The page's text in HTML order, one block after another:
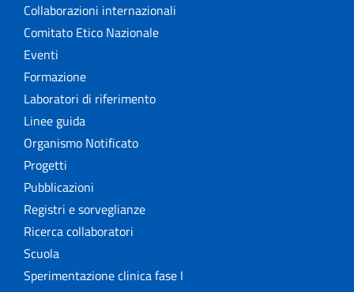
Collaborazioni internazionali
Comitato Etico Nazionale
Eventi
Formazione
Laboratori di riferimento
Linee guida
Organismo Notificato
Progetti
Pubblicazioni
Registri e sorveglianze
Ricerca collaboratori
Scuola
Sperimentazione clinica fase I